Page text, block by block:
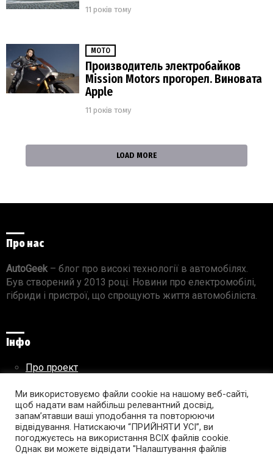
11 років тому
МОТО
Производитель электробайков
Mission Motors прогорел. Виновата
Apple
11 років тому
LOAD MORE
Про нас
AutoGeek – блог про високі технології в автомобілях.
Був створений у 2013 році. Новини про електромобілі,
гібриди і пристрої, що спрощують життя автомобіліста.
Інфо
Про проект
Правила використання матеріалів
Підпишись на AutoGeek!
Ми використовуємо файли cookie на нашому веб-сайті,
щоб надати вам найбільш релевантний досвід,
запам’ятавши ваші уподобання та повторюючи
відвідування. Натискаючи “ПРИЙНЯТИ УСІ”, ви
погоджуєтесь на використання ВСІХ файлів cookie.
Однак ви можете відвідати "Налаштування файлів